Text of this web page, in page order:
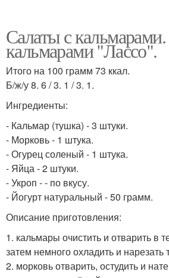
Салаты с кальмарами.
кальмарами "Лассо".
Итого на 100 грамм 73 ккал.
Б/ж/у 8. 6 / 3. 1 / 3. 1.
Ингредиенты:
- Кальмар (тушка) - 3 штуки.
- Морковь - 1 штука.
- Огурец соленый - 1 штука.
- Яйца - 2 штуки.
- Укроп - - по вкусу.
- Йогурт натуральный - 50 грамм.
Описание приготовления:
1. кальмары очистить и отварить в
затем немного охладить и нарезать
2. морковь отварить, остудить и